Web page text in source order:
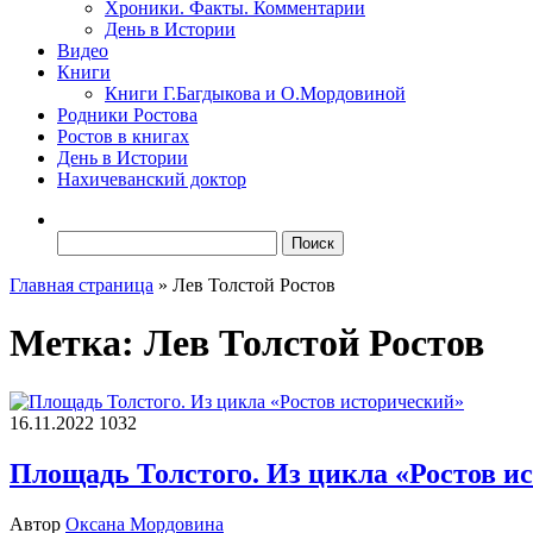
Хроники. Факты. Комментарии
День в Истории
Видео
Книги
Книги Г.Багдыкова и О.Мордовиной
Родники Ростова
Ростов в книгах
День в Истории
Нахичеванский доктор
Главная страница » Лев Толстой Ростов
Метка: Лев Толстой Ростов
16.11.2022 1032
Площадь Толстого. Из цикла «Ростов
Автор Оксана Мордовина